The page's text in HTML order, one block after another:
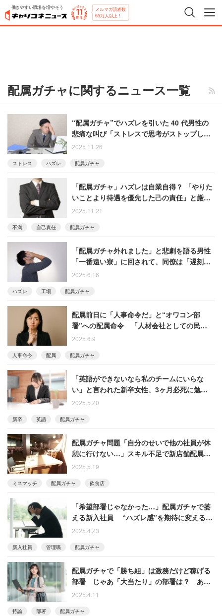
働きやすい職場を増やそう メルマガ読者数
65万人以上！
配属ガチャに関するニュース一覧
“配属ガチャ”でハズレを引いた 40 代男性の
悲痛な叫び「ストレスで思考がストップして
いる」
2025.11.26
ストレス ハズレ 配属ガチャ
「配属ガチャ」ハズレは自業自得？ 「やりた
いことより待遇を優先した己の責任」と厳し
い50代男性
2025.11.21
不満 自己責任 配属ガチャ
「配属ガチャ外れました」と悲劇を語る男性
「一番遠い寮」に回されて、同僚は「遅刻常
習犯」
2025.6.16
ハズレ 工場 配属ガチャ
配属前日に「人事命令だ」と“オワコン部
署”への配属命令 「人材会社としての民度が
問われる」と憤る女性
2025.6.9
人事命令 配属 配属ガチャ
「英語ができないなら私のチームにいらな
い」と言われた新卒女性、3ヶ月必死に勉強し
た結果
2025.5.20
新卒 英語 配属ガチャ
配属ガチャ問題「自分のせいで他の社員が休
憩に行けない…」スキル不足で新店舗配属、
男性が語る“外れ”だった苦い経験
2025.5.19
ミスマッチ 配属ガチャ 飲食店
「希望部署じゃなかった…」配属ガチャで萎
える新入社員 “ハズレ感”を期待に変える上
司の3ステップ
2025.4.23
新入社員 管理職 配属ガチャ
配属ガチャで「勝ち組」は激務だけど稼げる
部署 じゃあ「大当たり」の部署は？ ある
30代女性の持論
2025.4.11
持論 部署 配属ガチャ